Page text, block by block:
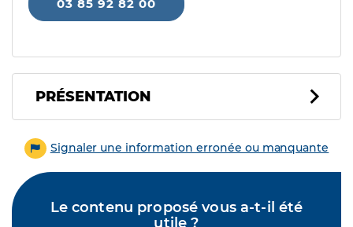
03 85 92 82 00
PRÉSENTATION
Signaler une information erronée ou manquante
Le contenu proposé vous a-t-il été
utile ?